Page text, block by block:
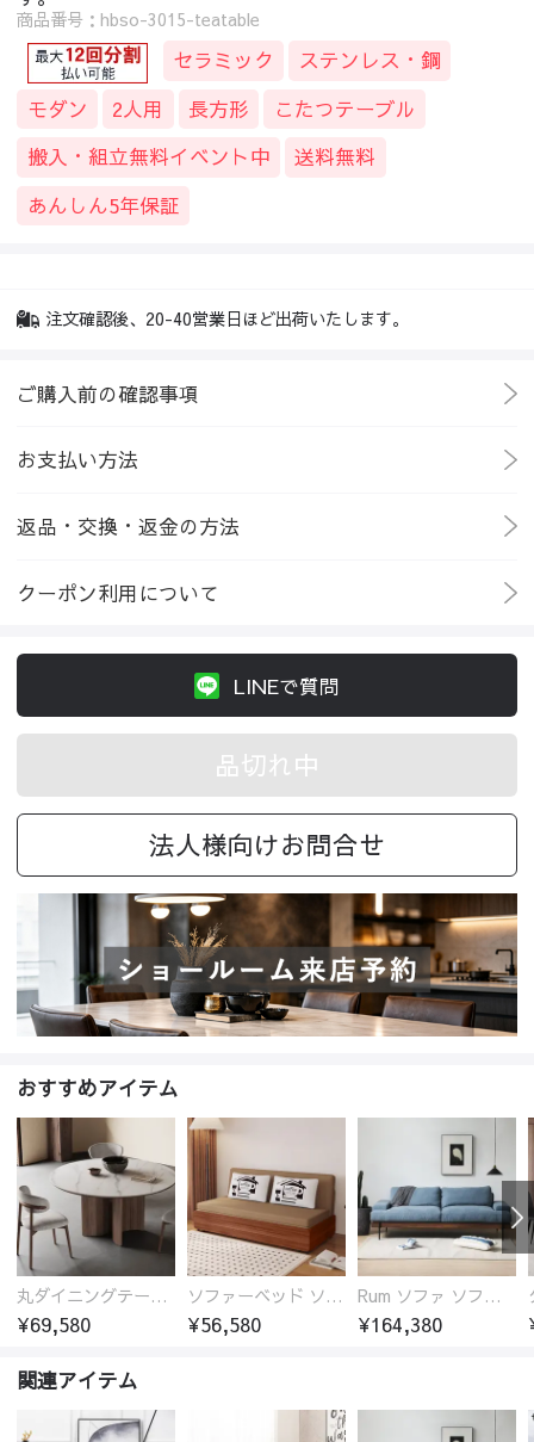
商品番号：hbso-3015-teatable
セラミック
ステンレス・鋼
モダン
2人用 長方形
こたつテーブル
搬入・組立無料イベント中
送料無料
あんしん5年保証
注文確認後、20-40営業日ほど出荷いたします。
ご購入前の確認事項
お支払い方法
返品・交換・返金の方法
クーポン利用について
LINEで質問
品切れ中
法人様向けお問合せ
おすすめアイテム
丸ダイニングテーブル セラミック天板 耐熱 キズに強い 丸型 北欧 無垢材 円卓 円型
¥69,580
ソファーベッド ソファベッド 2人 3人掛け 「幅100～180cm」ソファー ソファーベッド 1人掛け 2人掛け 3人掛け 収納付き 北欧 コンパクト-fsx-1005
¥56,580
Rum ソファ ソファー おしゃれ 1人掛け～4人掛け ウォールナットorオーク材フレーム 西海岸風 肘掛
¥164,380
関連アイテム